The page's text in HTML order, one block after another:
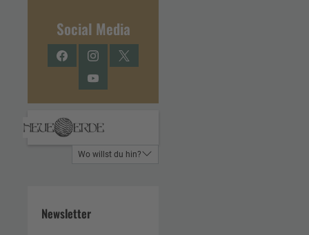
Social Media
FacebookInstagramTwitter
YouTube
Wo willst du hin?
Newsletter